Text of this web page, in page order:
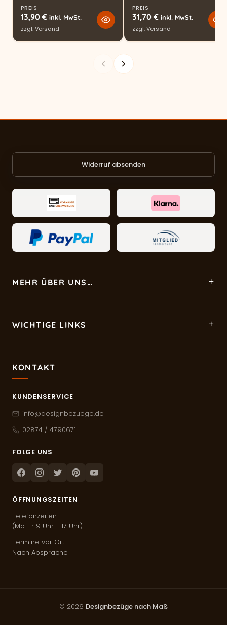
PREIS
13,90 € inkl. MwSt.
zzgl.Versand
PREIS
31,70 € inkl. MwSt.
zzgl.Versand
Widerruf absenden
MEHR ÜBER UNS…
WICHTIGE LINKS
KONTAKT
KUNDENSERVICE
info@designbezuege.de
02874 / 4790671
FOLGE UNS
FacebookInstagram
TwitterPinterestYoutube
ÖFFNUNGSZEITEN
Telefonzeiten
(Mo-Fr 9 Uhr - 17 Uhr)
Termine vor Ort
Nach Absprache
© 2026 Designbezüge nach Maß